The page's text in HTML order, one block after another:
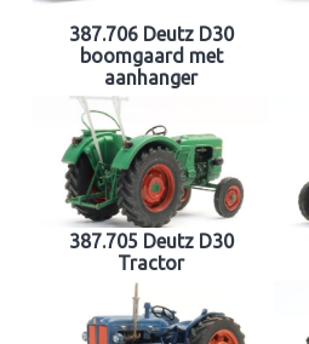
387.706 Deutz D30
boomgaard met
aanhanger
387.705 Deutz D30
Tractor